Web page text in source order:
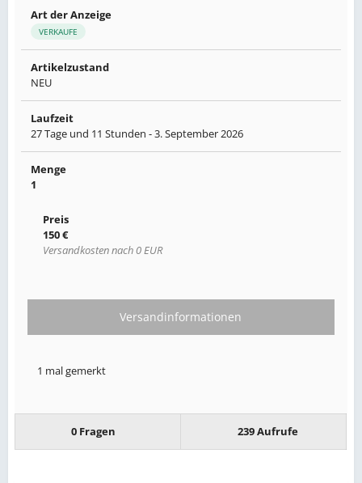
Art der Anzeige
VERKAUFE
Artikelzustand
NEU
Laufzeit
27 Tage und 11 Stunden -3. September 2026
Menge
1
Preis
150 €
Versandkosten nach 0 EUR
Versandinformationen
1 mal gemerkt
0 Fragen 239 Aufrufe